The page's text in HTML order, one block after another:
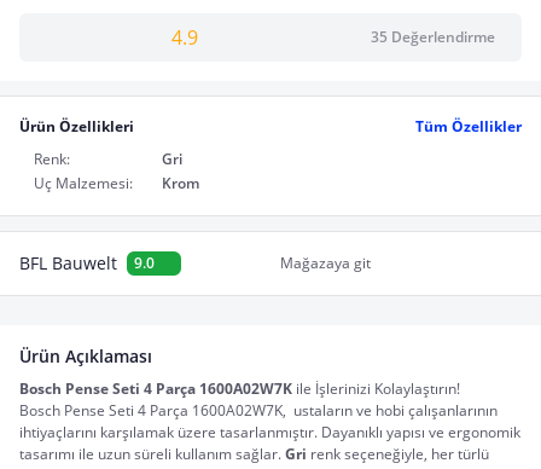
4.9 35 Değerlendirme
Ürün Özellikleri
Tüm Özellikler
Renk:
Gri
Uç Malzemesi:
Krom
BFL Bauwelt 9.0 Mağazaya git
Ürün Açıklaması
Bosch Pense Seti 4 Parça 1600A02W7K ile İşlerinizi Kolaylaştırın!
Bosch Pense Seti 4 Parça 1600A02W7K,  ustaların ve hobi çalışanlarının
ihtiyaçlarını karşılamak üzere tasarlanmıştır. Dayanıklı yapısı ve ergonomik
tasarımı ile uzun süreli kullanım sağlar. Gri renk seçeneğiyle, her türlü